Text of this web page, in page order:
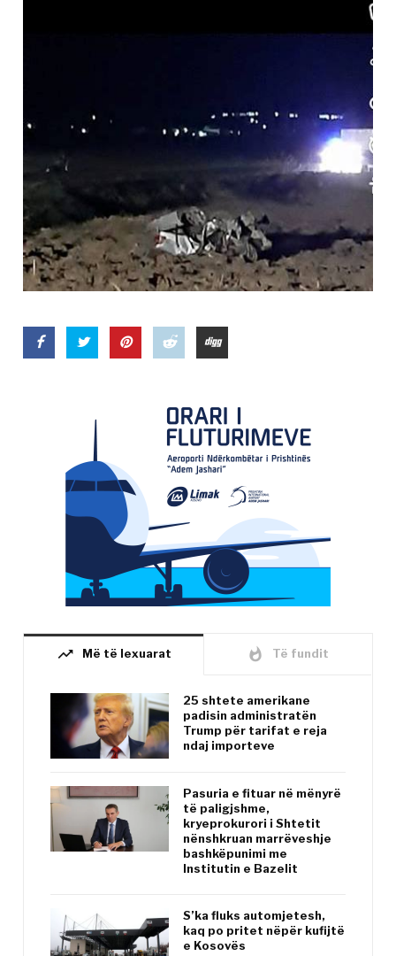
trending_up Më të lexuarat whatshot Të fundit
25 shtete amerikane
padisin administratën
Trump për tarifat e reja
ndaj importeve
Pasuria e fituar në mënyrë
të paligjshme,
kryeprokurori i Shtetit
nënshkruan marrëveshje
bashkëpunimi me
Institutin e Bazelit
S’ka fluks automjetesh,
kaq po pritet nëpër kufijtë
e Kosovës